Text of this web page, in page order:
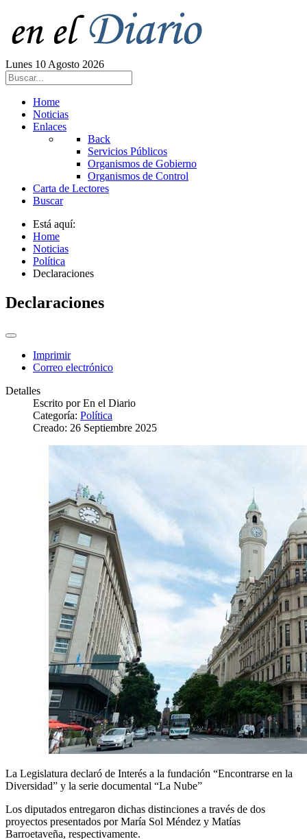
Lunes 10 Agosto 2026
Home
Noticias
Enlaces
Back
Servicios Públicos
Organismos de Gobierno
Organismos de Control
Carta de Lectores
Buscar
Está aquí:
Home
Noticias
Política
Declaraciones
Declaraciones
Imprimir
Correo electrónico
Detalles
Escrito porEn el Diario
Categoría: Política
Creado: 26 Septiembre 2025
La Legislatura declaró de Interés a la fundación “Encontrarse en la
Diversidad” y la serie documental “La Nube”
Los diputados entregaron dichas distinciones a través de dos
proyectos presentados por María Sol Méndez y Matías
Barroetaveña, respectivamente.